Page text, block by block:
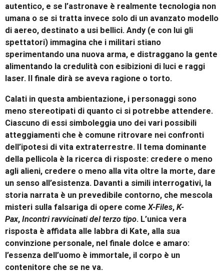
autentico, e se l’astronave è realmente tecnologia non
umana o se si tratta invece solo di un avanzato modello
di aereo, destinato a usi bellici. Andy (e con lui gli
spettatori) immagina che i militari stiano
sperimentando una nuova arma, e distraggano la gente
alimentando la credulità con esibizioni di luci e raggi
laser. Il finale dirà se aveva ragione o torto.
Calati in questa ambientazione, i personaggi sono
meno stereotipati di quanto ci si potrebbe attendere.
Ciascuno di essi simboleggia uno dei vari possibili
atteggiamenti che è comune ritrovare nei confronti
dell’ipotesi di vita extraterrestre. Il tema dominante
della pellicola è la ricerca di risposte: credere o meno
agli alieni, credere o meno alla vita oltre la morte, dare
un senso all’esistenza. Davanti a simili interrogativi, la
storia narrata è un prevedibile contorno, che mescola
misteri sulla falsariga di opere come X-Files, K-
Pax, Incontri ravvicinati del terzo tipo. L’unica vera
risposta è affidata alle labbra di Kate, alla sua
convinzione personale, nel finale dolce e amaro:
l’essenza dell’uomo è immortale, il corpo è un
contenitore che se ne va.